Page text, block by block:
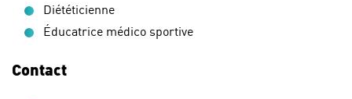
Diététicienne
Éducatrice médico sportive
Contact